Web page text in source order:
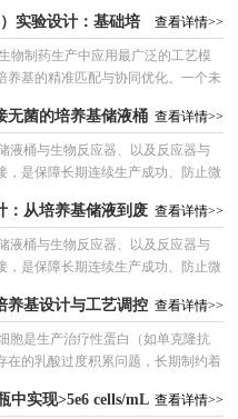
“健康状态”，它们以复杂的方式相
力学、代谢行为、产物表达一致性
产稳定性的深层影响机制，并提供一
查看详情>>
实验设计：基础培
物制药生产中应用最广泛的工艺模
养基的精准匹配与协同优化。一个未
Fed-Batch工艺开发中，如何通过
培养基和补料培养基进行系统性筛
性与工艺目标）到精细优化（基于代
查看详情>>
无菌的培养基储液桶
液桶与生物反应器、以及反应器与
，是保障长期连续生产成功、防止微
取代。本文将系统解析如何为CHO
体传输系统，深度聚焦一次性储液
管路布局与风险控制、以及废液收
查看详情>>
：从培养基储液到废
液桶与生物反应器、以及反应器与
，是保障长期连续生产成功、防止微
取代。本文将系统解析如何为CHO
体传输系统，深度聚焦一次性储液
管路布局与风险控制、以及废液收
查看详情>>
养基设计与工艺调控
胞是生产治疗性蛋白（如单克隆抗
在的乳酸过度积累问题，长期制约着
并可能影响产物的糖基化修饰。传统
查看详情>>
中实现>5e6 cells/mL